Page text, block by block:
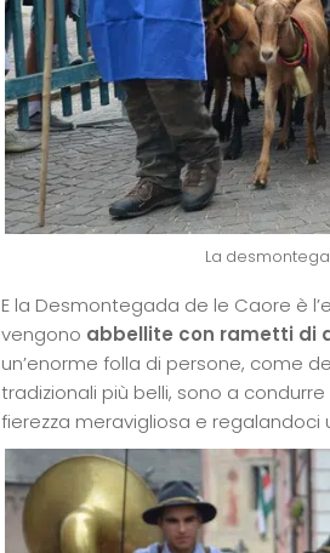
La
E la Desmontegada de le Caore è
vengono abbellite con rametti di
un’enorme folla di persone, come
tradizionali più belli, sono a
fierezza meravigliosa e regalandoci